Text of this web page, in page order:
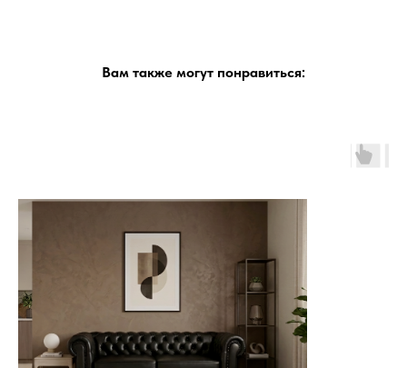
Вам также могут понравиться: